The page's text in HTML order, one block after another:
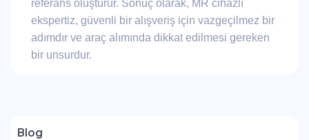
referans oluşturur. Sonuç olarak, MR cihazlı
ekspertiz, güvenli bir alışveriş için vazgeçilmez bir
adımdır ve araç alımında dikkat edilmesi gereken
bir unsurdur.
Blog